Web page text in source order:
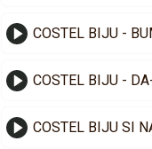
COSTEL BIJU -
COSTEL BIJU -
COSTEL BIJU SI